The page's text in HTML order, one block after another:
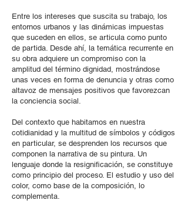
Entre los intereses que suscita su trabajo, los
entornos urbanos y las dinámicas impuestas
que suceden en ellos, se articula como punto
de partida. Desde ahí, la temática recurrente en
su obra adquiere un compromiso con la
amplitud del término dignidad, mostrándose
unas veces en forma de denuncia y otras como
altavoz de mensajes positivos que favorezcan
la conciencia social.
Del contexto que habitamos en nuestra
cotidianidad y la multitud de símbolos y códigos
en particular, se desprenden los recursos que
componen la narrativa de su pintura. Un
lenguaje donde la resignificación, se constituye
como principio del proceso. El estudio y uso del
color, como base de la composición, lo
complementa.